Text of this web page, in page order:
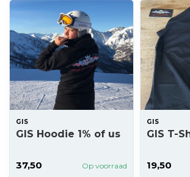
GIS
GIS Hoodie 1% of us
37,50 Op voorraad
GIS
GIS T-
19,50